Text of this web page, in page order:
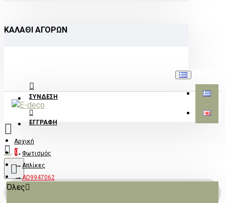
ΚΑΛΆΘΙ ΑΓΟΡΏΝ
ΣΎΝΔΕΣΗ
ΕΓΓΡΑΦΉ
0
Όλες
Αρχική
Φωτισμός
Απλίκες
AD9947062